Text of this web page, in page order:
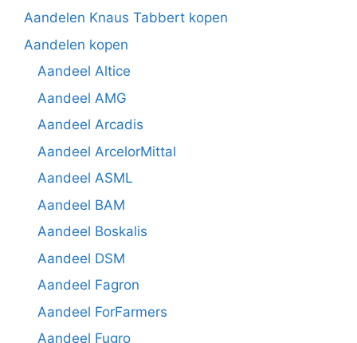
Aandelen Knaus Tabbert kopen
Aandelen kopen
Aandeel Altice
Aandeel AMG
Aandeel Arcadis
Aandeel ArcelorMittal
Aandeel ASML
Aandeel BAM
Aandeel Boskalis
Aandeel DSM
Aandeel Fagron
Aandeel ForFarmers
Aandeel Fugro